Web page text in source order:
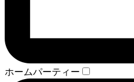
ホームパーティー